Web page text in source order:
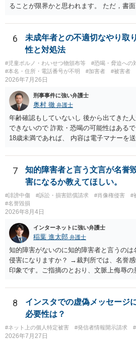
ることが限界かと思われます。 ただ，書
除等を求めることは避けたほうが良いかと
6
未成年者との不適切なやり取
性と対処法
#児童ポルノ・わいせつ物頒布等
#恐喝・脅迫への
#本名・住所・電話番号が不明
#加害者 #被害者
2026年7月26日
刑事事件に強い弁護士
奥村 徹 弁護士
年齢確認もしていないし 後から出てきた
できないので 詐欺・恐喝の可能性はある
18歳未満であれば、 内容は電子マナーを
画の尺は10分ほど、服を着たままで胸を
して、要求された金額(1000円程度)の電
した。 そこから、撮影するまで暇なので
欲しい、住んでいる都道府県と区を教えて
言ったやり取りをしていました。 という
（わいせつ行為）の疑いがあります。18歳
7
知的障害者と言う文言が名誉
害になるか教えてほしい。
#誹謗中傷 #訴訟・損害賠償請求 #肖像権侵害 #
#名誉毀損
2026年8月4日
インターネットに強い弁護士
稲葉 進太郎 弁護士
知的障害がないのに知的障害者と言うの
侵害になりますか？ →裁判所では、名誉
印象です。ご指摘のとおり、文脈上侮辱
8
インスタでの虚偽メッセージ
必要性は？
#ネット上の個人特定被害 #発信者情報開示請求
2026年7月27日